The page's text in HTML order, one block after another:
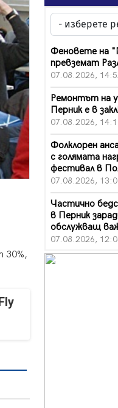
30%,
Феновете на
превземат
07.08.2026,
Ремонтът на
Перник е в
07.08.2026,
Фолклорен
с голямата
фестивал в
07.08.2026,
Частично
в Перник
обслужващ
07.08.2026,
Да отговорим